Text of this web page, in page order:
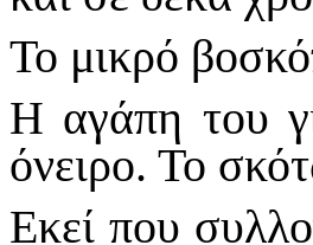
Το μικρό
Η αγάπη του
όνειρο. Το
Εκεί που